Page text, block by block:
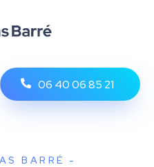
06 40 06 85 21
BARRÉ -